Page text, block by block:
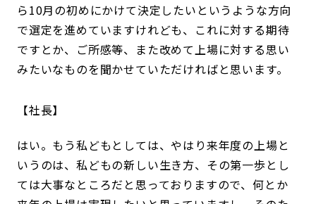
ら10月の初めにかけて決定したいというような方向
で選定を進めていますけれども、これに対する期待
ですとか、ご所感等、また改めて上場に対する思い
みたいなものを聞かせていただければと思います。
社長
はい。もう私どもとしては、やはり来年度の上場と
いうのは、私どもの新しい生き方、その第一歩とし
ては大事なところだと思っておりますので、何とか